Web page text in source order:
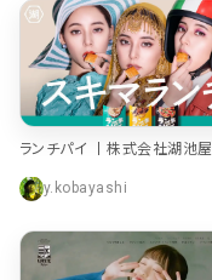
ランチパイ 丨株式会社湖池屋
y.kobayashi